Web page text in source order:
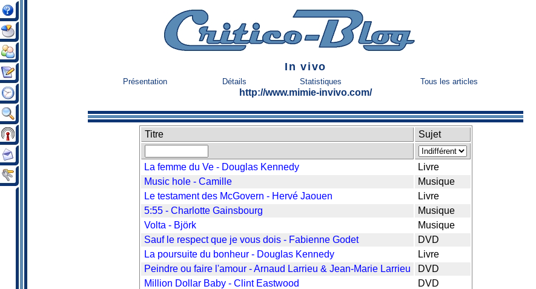
In vivo
Présentation Détails Statistiques Tous les articles
http://www.mimie-invivo.com/
Titre Sujet
La femme du Ve - Douglas Kennedy
Livre
Music hole - Camille
Musique
Le testament des McGovern - Hervé Jaouen
Livre
5:55 - Charlotte Gainsbourg
Musique
Volta - Björk
Musique
Sauf le respect que je vous dois - Fabienne Godet
DVD
La poursuite du bonheur - Douglas Kennedy
Livre
Peindre ou faire l'amour - Arnaud Larrieu & Jean-Marie Larrieu
DVD
Million Dollar Baby - Clint Eastwood
DVD